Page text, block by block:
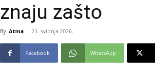
znaju zašto
By Atma - 21. svibnja 2026.
Facebook WhatsApp